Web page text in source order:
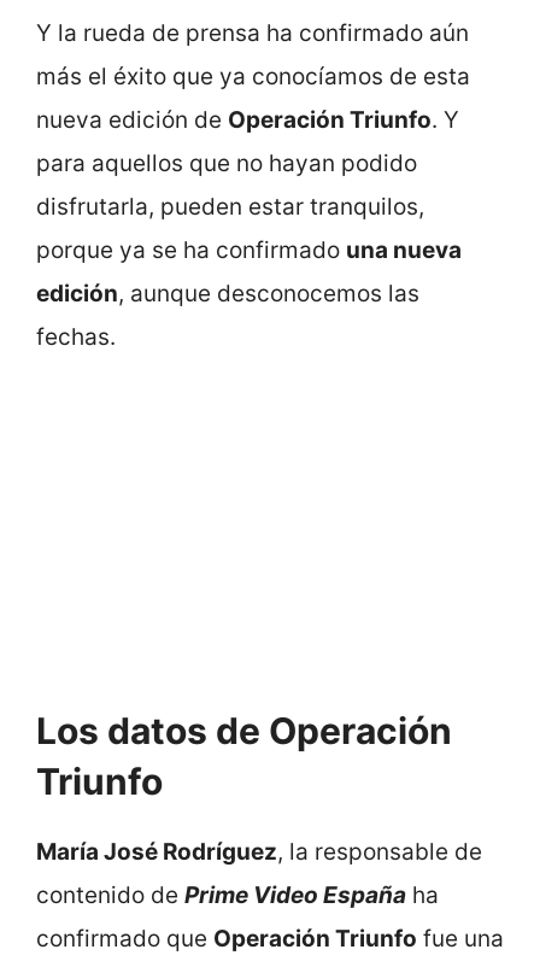
Y la rueda de prensa ha confirmado aún
más el éxito que ya conocíamos de esta
nueva edición de Operación Triunfo. Y
para aquellos que no hayan podido
disfrutarla, pueden estar tranquilos,
porque ya se ha confirmado una nueva
edición, aunque desconocemos las
fechas.
Los datos de Operación
Triunfo
María José Rodríguez, la responsable de
contenido de Prime Video España ha
confirmado que Operación Triunfo fue una